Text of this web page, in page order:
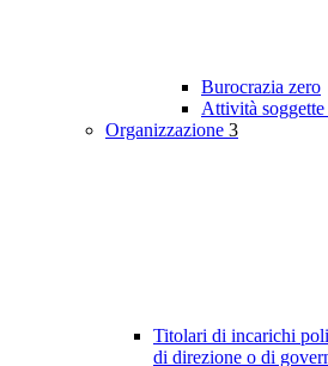
Burocrazia zero
Attività
Organizzazione 3
Titolari di incarichi
di direzione o di